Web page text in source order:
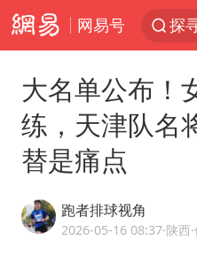
网易号
探
美
大名单公布！
练，天津队名
替是痛点
跑者排球视角
2026-05-16 08:37·陕西